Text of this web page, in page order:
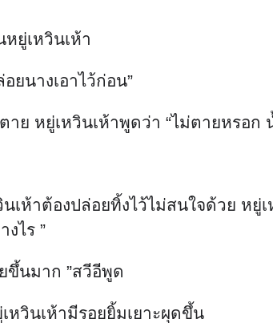
หวินเห้ามีรอยยิ้มเยาะผุดขึ้น